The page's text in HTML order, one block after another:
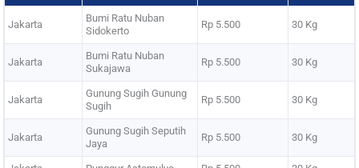
Jakarta
Bumi Ratu Nuban
Sidokerto
Rp 5.500 30 Kg
Jakarta
Bumi Ratu Nuban
Sukajawa
Rp 5.500 30 Kg
Jakarta
Gunung Sugih Gunung
Sugih
Rp 5.500 30 Kg
Jakarta
Gunung Sugih Seputih
Jaya
Rp 5.500 30 Kg